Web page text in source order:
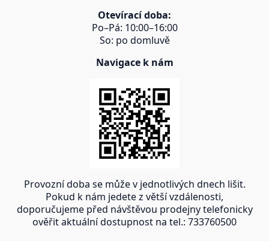
Otevírací doba:
Po–Pá: 10:00–16:00
So: po domluvě
Navigace k nám
Provozní doba se může v jednotlivých dnech lišit.
Pokud k nám jedete z větší vzdálenosti,
doporučujeme před návštěvou prodejny telefonicky
ověřit aktuální dostupnost na tel.: 733760500